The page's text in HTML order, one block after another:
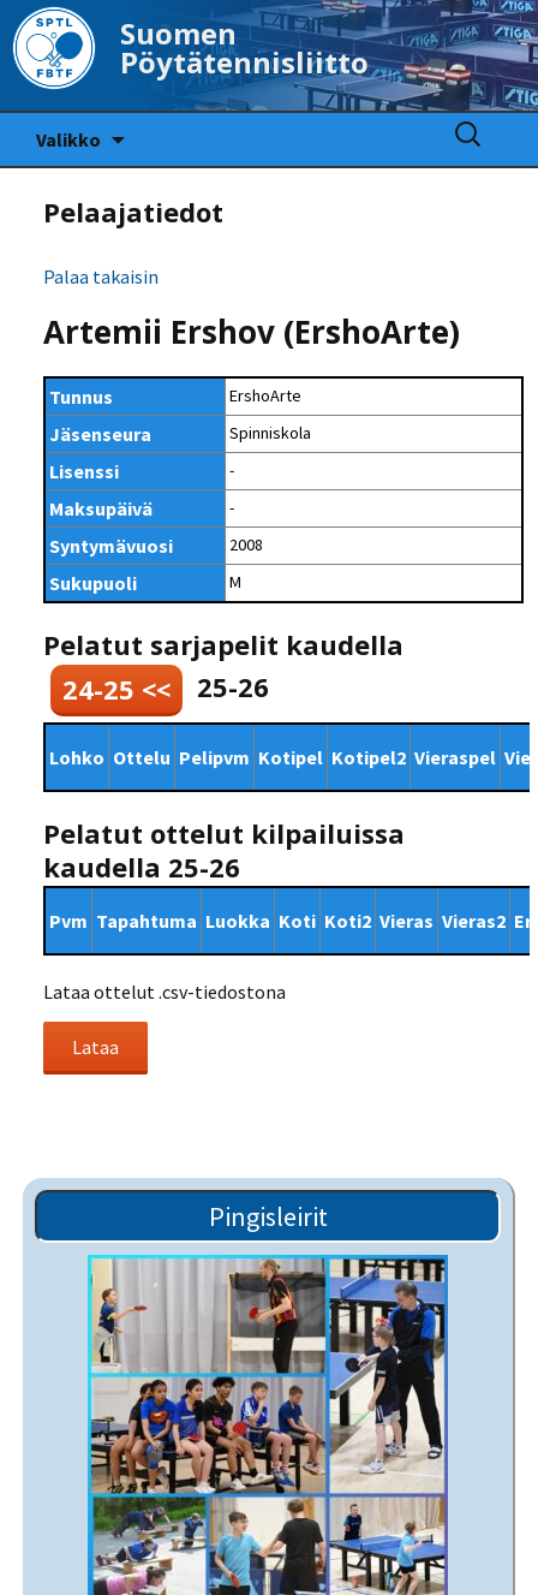
Suomen
Pöytätennisliitto
Valikko
Haku:
Pelaajatiedot
Palaa takaisin
Artemii Ershov (ErshoArte)
Tunnus ErshoArte
Jäsenseura Spinniskola
Lisenssi -
Maksupäivä -
Syntymävuosi 2008
Sukupuoli M
Pelatut sarjapelit kaudella
24-25 <<
25-26
Lohko Ottelu Pelipvm Kotipel Kotipel2 Vieraspel
Pelatut ottelut kilpailuissa
kaudella 25-26
Pvm Tapahtuma Luokka Koti Koti2 Vieras Vieras2
Lataa ottelut .csv-tiedostona
Pingisleirit